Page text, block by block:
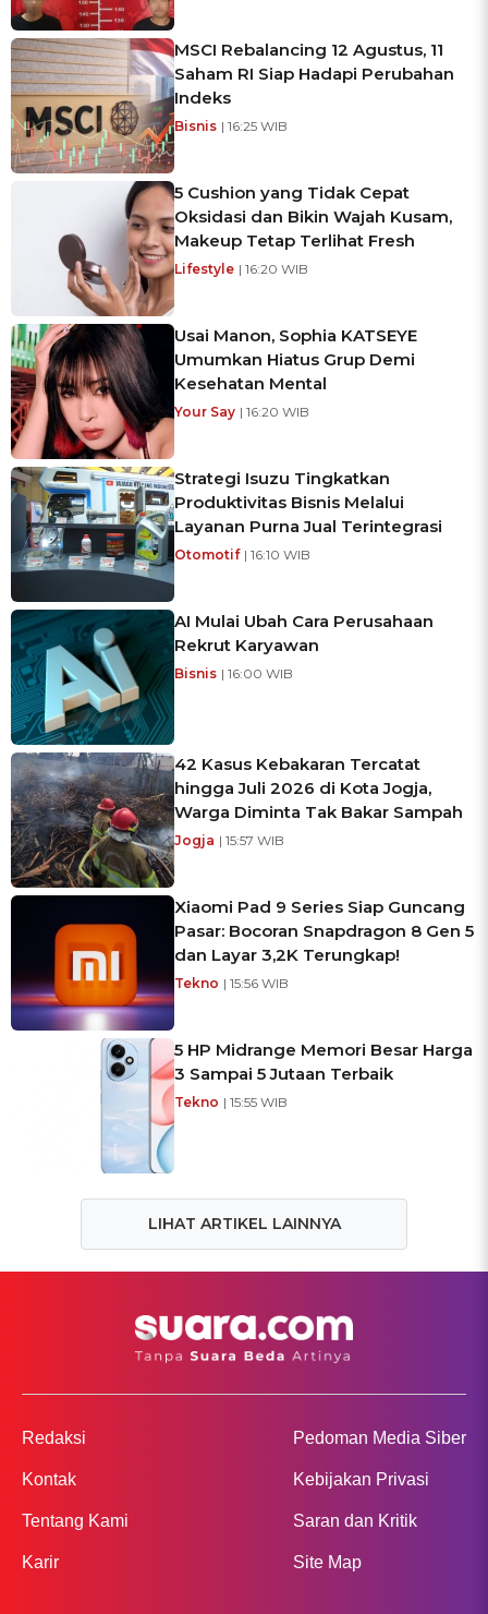
MSCI Rebalancing 12 Agustus, 11
Saham RI Siap Hadapi Perubahan
Indeks
Bisnis | 16:25 WIB
5 Cushion yang Tidak Cepat
Oksidasi dan Bikin Wajah Kusam,
Makeup Tetap Terlihat Fresh
Lifestyle | 16:20 WIB
Usai Manon, Sophia KATSEYE
Umumkan Hiatus Grup Demi
Kesehatan Mental
Your Say | 16:20 WIB
Strategi Isuzu Tingkatkan
Produktivitas Bisnis Melalui
Layanan Purna Jual Terintegrasi
Otomotif | 16:10 WIB
AI Mulai Ubah Cara Perusahaan
Rekrut Karyawan
Bisnis | 16:00 WIB
42 Kasus Kebakaran Tercatat
hingga Juli 2026 di Kota Jogja,
Warga Diminta Tak Bakar Sampah
Jogja | 15:57 WIB
Xiaomi Pad 9 Series Siap Guncang
Pasar: Bocoran Snapdragon 8 Gen 5
dan Layar 3,2K Terungkap!
Tekno | 15:56 WIB
5 HP Midrange Memori Besar Harga
3 Sampai 5 Jutaan Terbaik
Tekno | 15:55 WIB
LIHAT ARTIKEL LAINNYA
Redaksi
Kontak
Tentang Kami
Karir
Pedoman Media Siber
Kebijakan Privasi
Saran dan Kritik
Site Map